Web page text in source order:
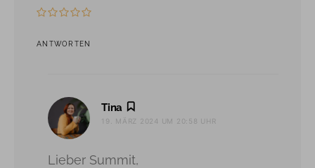
ANTWORTEN
Tina
19. MÄRZ 2024 UM 20:58 UHR
Lieber Summit,